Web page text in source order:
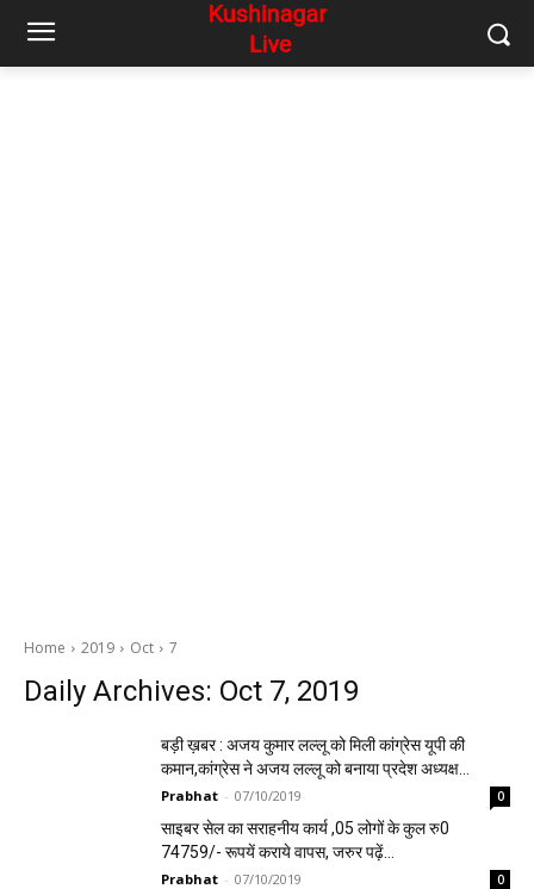
Home 2019 Oct 7
Daily Archives: Oct 7, 2019
बड़ी ख़बर : अजय कुमार लल्लू को मिली कांग्रेस यूपी की
कमान,कांग्रेस ने अजय लल्लू को बनाया प्रदेश अध्यक्ष…
Prabhat - 07/10/2019 0
साइबर सेल का सराहनीय कार्य ,05 लोगों के कुल रु0
74759/- रूपयें कराये वापस, जरुर पढ़ें…
Prabhat - 07/10/2019 0